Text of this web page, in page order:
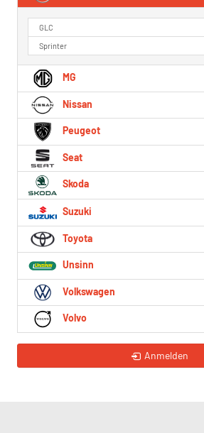
GLC
Sprinter
MG
Nissan
Peugeot
Seat
Skoda
Suzuki
Toyota
Unsinn
Volkswagen
Volvo
Anmelden